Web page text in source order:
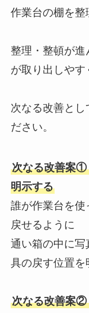
作業台の棚を整
整理・整頓が進
が取り出しやす
次なる改善とし
ださい。
次なる改善案①
明示する
誰が作業台を使
戻せるように
通い箱の中に写
具の戻す位置を
次なる改善案②